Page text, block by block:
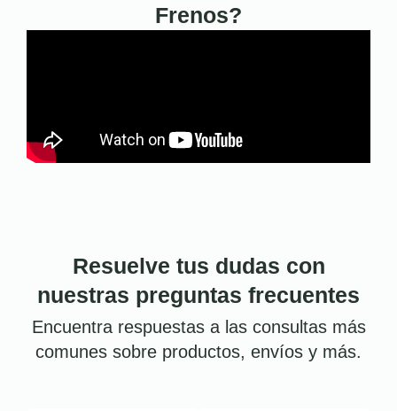
Frenos?
Resuelve tus dudas con
nuestras preguntas frecuentes
Encuentra respuestas a las consultas más
comunes sobre productos, envíos y más.